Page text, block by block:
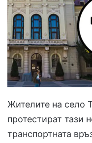
Жителите на село
протестират тази
транспортната